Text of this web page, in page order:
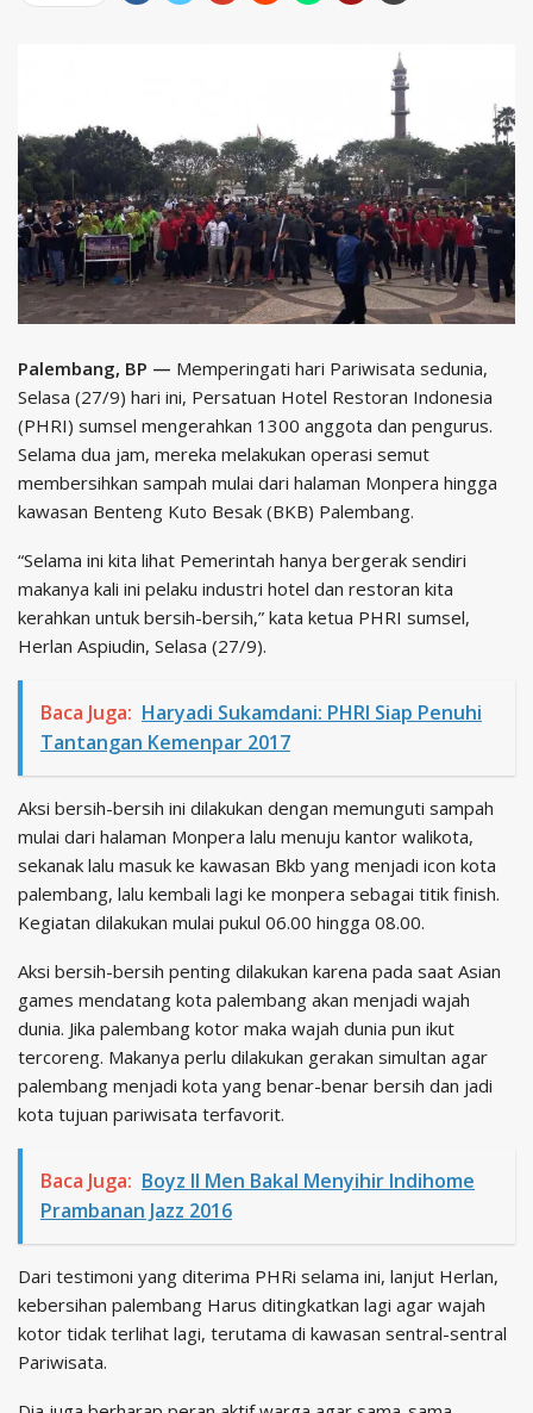
Palembang, BP — Memperingati hari Pariwisata sedunia,
Selasa (27/9) hari ini, Persatuan Hotel Restoran Indonesia
(PHRI) sumsel mengerahkan 1300 anggota dan pengurus.
Selama dua jam, mereka melakukan operasi semut
membersihkan sampah mulai dari halaman Monpera hingga
kawasan Benteng Kuto Besak (BKB) Palembang.
“Selama ini kita lihat Pemerintah hanya bergerak sendiri
makanya kali ini pelaku industri hotel dan restoran kita
kerahkan untuk bersih-bersih,” kata ketua PHRI sumsel,
Herlan Aspiudin, Selasa (27/9).
Baca Juga: Haryadi Sukamdani: PHRI Siap Penuhi
Tantangan Kemenpar 2017
Aksi bersih-bersih ini dilakukan dengan memunguti sampah
mulai dari halaman Monpera lalu menuju kantor walikota,
sekanak lalu masuk ke kawasan Bkb yang menjadi icon kota
palembang, lalu kembali lagi ke monpera sebagai titik finish.
Kegiatan dilakukan mulai pukul 06.00 hingga 08.00.
Aksi bersih-bersih penting dilakukan karena pada saat Asian
games mendatang kota palembang akan menjadi wajah
dunia. Jika palembang kotor maka wajah dunia pun ikut
tercoreng. Makanya perlu dilakukan gerakan simultan agar
palembang menjadi kota yang benar-benar bersih dan jadi
kota tujuan pariwisata terfavorit.
Baca Juga: Boyz II Men Bakal Menyihir Indihome
Prambanan Jazz 2016
Dari testimoni yang diterima PHRi selama ini, lanjut Herlan,
kebersihan palembang Harus ditingkatkan lagi agar wajah
kotor tidak terlihat lagi, terutama di kawasan sentral-sentral
Pariwisata.